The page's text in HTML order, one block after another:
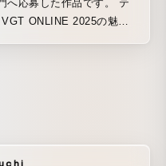
へ応募した作品です。 テ
ONLINE 2025の魅力
ョンを組み合わせた表現
しました。